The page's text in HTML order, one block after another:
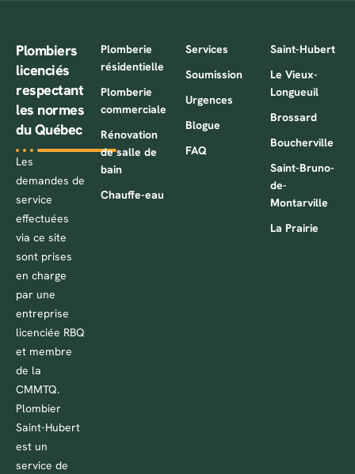
Plombiers
licenciés
respectant
les normes
du Québec
Les
demandes de
service
effectuées
via ce site
sont prises
en charge
par une
entreprise
licenciée RBQ
et membre
de la
CMMTQ.
Plombier
Saint-Hubert
est un
service de
Plomberie
résidentielle
Plomberie
commerciale
Rénovation
de salle de
bain
Chauffe-eau
Services
Soumission
Urgences
Blogue
FAQ
Saint-Hubert
Le Vieux-
Longueuil
Brossard
Boucherville
Saint-Bruno-
de-
Montarville
La Prairie